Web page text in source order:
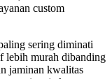
custom
sering diminati
lebih murah dibanding
jaminan kwalitas